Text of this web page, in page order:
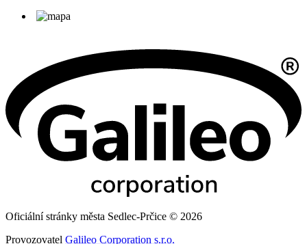
Oficiální stránky města Sedlec-Prčice © 2026
Provozovatel Galileo Corporation s.r.o.